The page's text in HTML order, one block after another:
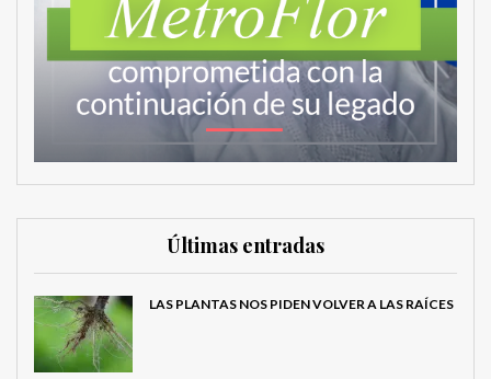
Últimas entradas
LAS PLANTAS NOS PIDEN VOLVER A LAS RAÍCES